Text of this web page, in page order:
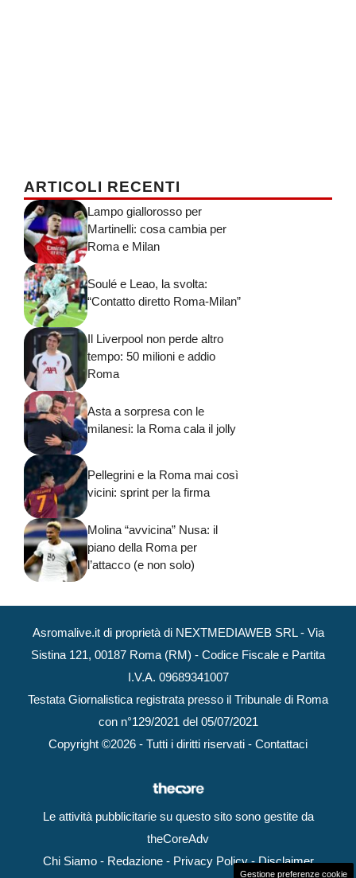
ARTICOLI RECENTI
Lampo giallorosso per
Martinelli: cosa cambia per
Roma e Milan
Soulé e Leao, la svolta:
“Contatto diretto Roma-Milan”
Il Liverpool non perde altro
tempo: 50 milioni e addio
Roma
Asta a sorpresa con le
milanesi: la Roma cala il jolly
Pellegrini e la Roma mai così
vicini: sprint per la firma
Molina “avvicina” Nusa: il
piano della Roma per
l’attacco (e non solo)
Asromalive.it di proprietà di NEXTMEDIAWEB SRL - Via
Sistina 121, 00187 Roma (RM) - Codice Fiscale e Partita
I.V.A. 09689341007
Testata Giornalistica registrata presso il Tribunale di Roma
con n°129/2021 del 05/07/2021
Copyright ©2026 - Tutti i diritti riservati - Contattaci
Le attività pubblicitarie su questo sito sono gestite da
theCoreAdv
Chi Siamo- Redazione- Privacy Policy-Disclaimer
Gestione preferenze cookie